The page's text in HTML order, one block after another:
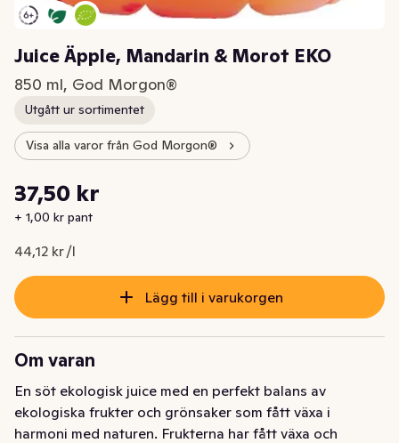
Juice Äpple, Mandarin & Morot EKO
850 ml, God Morgon®
Utgått ur sortimentet
Visa alla varor från God Morgon®
Nuvarande pris är: 37,50 kr
37,50 kr
+ 1,00 kr pant
44,12 kr /l
Styckpris: 44,12 kr /l
Lägg till i varukorgen
Om varan
En söt ekologisk juice med en perfekt balans av
ekologiska frukter och grönsaker som fått växa i
harmoni med naturen. Frukterna har fått växa och